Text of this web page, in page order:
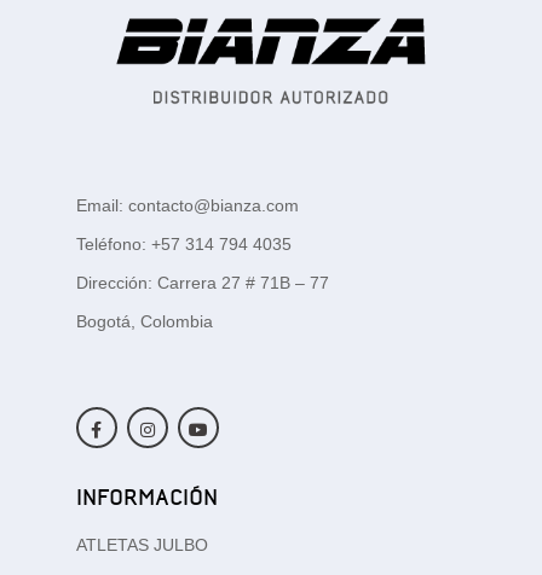
Email: contacto@bianza.com
Teléfono: +57 314 794 4035
Dirección: Carrera 27 # 71B – 77
Bogotá, Colombia
INFORMACIÓN
ATLETAS JULBO